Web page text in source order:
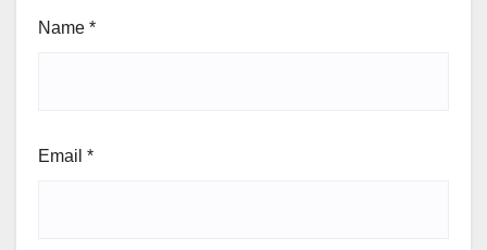
Name *
Email *